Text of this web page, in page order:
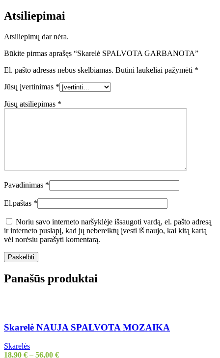
Atsiliepimai
Atsiliepimų dar nėra.
Būkite pirmas aprašęs “Skarelė SPALVOTA GARBANOTA”
El. pašto adresas nebus skelbiamas. Būtini laukeliai pažymėti *
Jūsų įvertinimas *
Jūsų atsiliepimas *
Pavadinimas *
El.paštas *
Noriu savo interneto naršyklėje išsaugoti vardą, el. pašto adresą
ir interneto puslapį, kad jų nebereiktų įvesti iš naujo, kai kitą kartą
vėl norėsiu parašyti komentarą.
Panašūs produktai
Skarelė NAUJA SPALVOTA MOZAIKA
Skarelės
18,90 € – 56,00 €